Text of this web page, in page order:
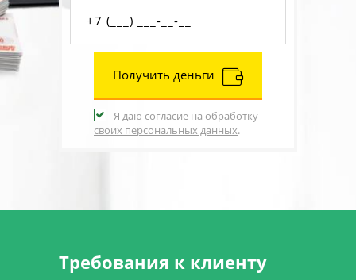
Получить деньги
Я даю согласие на обработку
своих персональных данных.
Требования к клиенту